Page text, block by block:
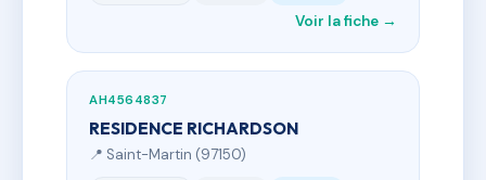
Voir la fiche →
AH4564837
RESIDENCE RICHARDSON
📍 Saint-Martin (97150)